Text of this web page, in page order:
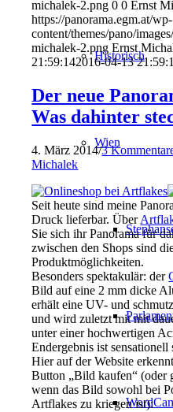
Historisch
Wien
michalek-2.png 0 0 Ernst
https://panorama.egm.at/wp-
content/themes/pano/
michalek-2.png Ernst
21:59:142016-04-13
Der neue
Was dahinter
4. März 2014/3
Michalek
Seit heute sind meine
Druck lieferbar. Über
Sie sich ihr Panorama für
zwischen den Shops sind
Produktmöglichkeiten.
Besonders spektakulär: der
Bild auf eine 2 mm dicke
erhält eine UV- und
und wird zuletzt mit mit
unter einer hochwertigen
Endergebnis ist sensationell
Hier auf der Website
Button „Bild kaufen“ (oder
wenn das Bild sowohl bei
Artflakes zu kriegen ist):